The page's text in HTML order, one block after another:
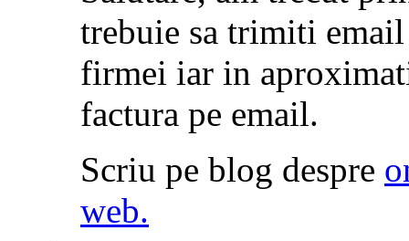
trebuie sa trimiti
firmei iar in
factura pe email.
Scriu pe blog despre
web.